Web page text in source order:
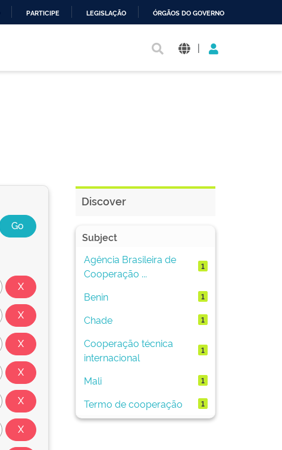
PARTICIPE LEGISLAÇÃO ÓRGÃOS DO GOVERNO
|
Discover
Subject
Agência Brasileira de
Cooperação ...
1
Benin 1
Chade 1
Cooperação técnica
internacional
1
Mali 1
Termo de cooperação 1